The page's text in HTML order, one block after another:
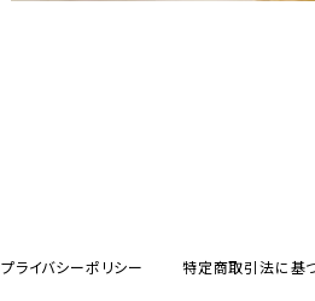
プライバシーポリシー 特定商取引法に基